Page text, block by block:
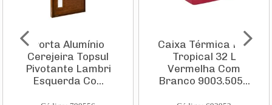
Porta Alumínio
Cerejeira Topsul
Pivotante Lambri
Esquerda Co...
Caixa Térmica Pvc
Tropical 32 L
Vermelha Com
Branco 9003.505...